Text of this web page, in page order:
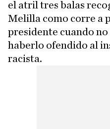
el atril tres balas
Melilla como corre a
presidente cuando
haberlo ofendido al
racista.